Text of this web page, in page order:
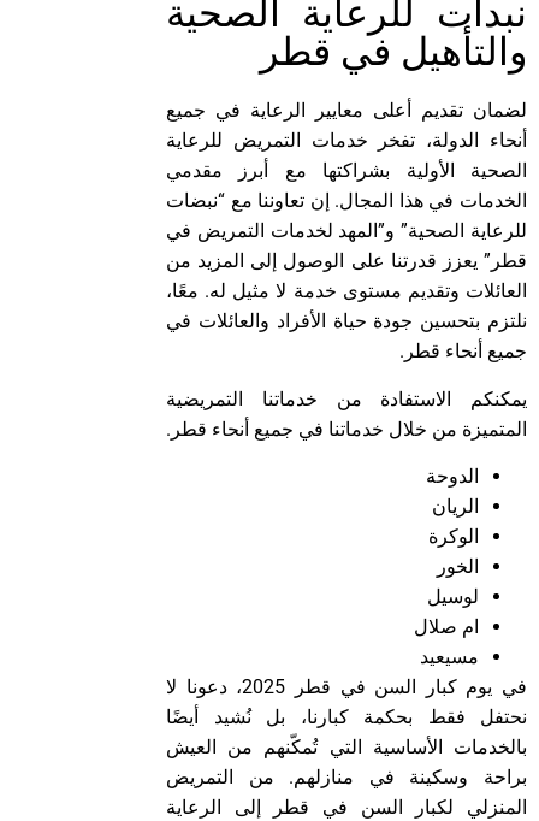
نبدات للرعاية الصحية
والتأهيل في قطر
لضمان تقديم أعلى معايير الرعاية في جميع
أنحاء الدولة، تفخر خدمات التمريض للرعاية
الصحية الأولية بشراكتها مع أبرز مقدمي
الخدمات في هذا المجال. إن تعاوننا مع “نبضات
للرعاية الصحية” و”المهد لخدمات التمريض في
قطر” يعزز قدرتنا على الوصول إلى المزيد من
العائلات وتقديم مستوى خدمة لا مثيل له. معًا،
نلتزم بتحسين جودة حياة الأفراد والعائلات في
جميع أنحاء قطر.
يمكنكم الاستفادة من خدماتنا التمريضية
المتميزة من خلال خدماتنا في جميع أنحاء قطر.
الدوحة
الريان
الوكرة
الخور
لوسيل
ام صلال
مسيعيد
في يوم كبار السن في قطر 2025، دعونا لا
نحتفل فقط بحكمة كبارنا، بل نُشيد أيضًا
بالخدمات الأساسية التي تُمكّنهم من العيش
براحة وسكينة في منازلهم. من التمريض
المنزلي لكبار السن في قطر إلى الرعاية